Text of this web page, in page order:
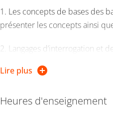
1. Les concepts de bases des
présenter les concepts ainsi
2. Langages d’interrogation et
Lire plus
Heures d'enseignement